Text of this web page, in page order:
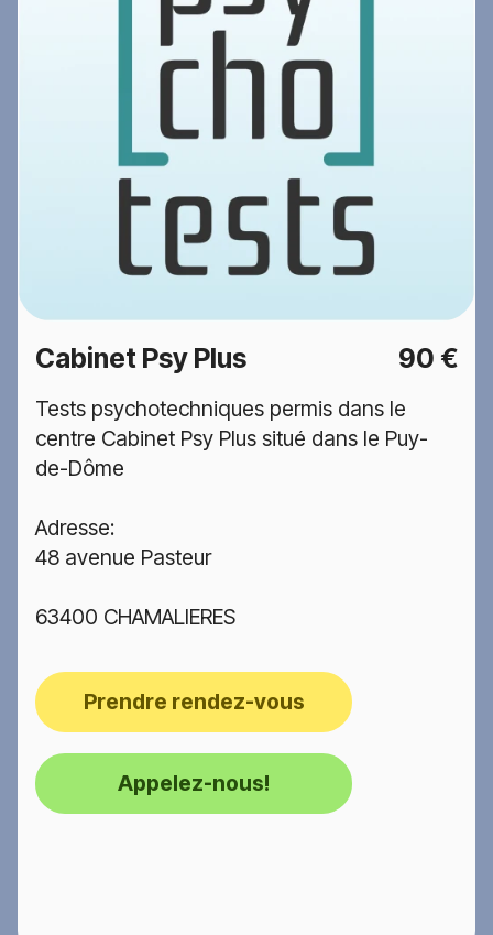
Cabinet Psy Plus 90 €
Tests psychotechniques permis dans le
centre Cabinet Psy Plus situé dans le Puy-
de-Dôme
Adresse:
48 avenue Pasteur
63400 CHAMALIERES
Prendre rendez-vous
Appelez-nous!